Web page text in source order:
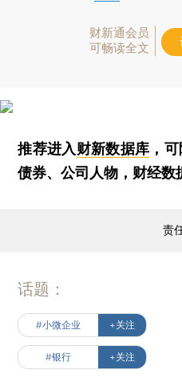
财新通会员
可畅读全文
推荐进入财新数据库 ，
债券、公司人物，财经数
责
话题：
#小微企业 +关注
#银行 +关注